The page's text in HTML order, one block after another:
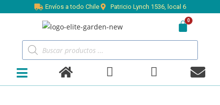
Envíos a todo Chile Patricio Lynch 1536, local 6